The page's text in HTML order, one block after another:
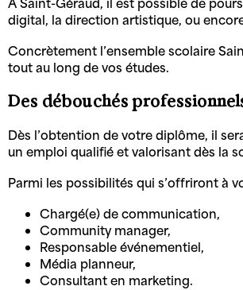
digital, la direction artistique, ou
Concrètement l’ensemble scolaire
tout au long de vos études.
Des débouchés
Dès l’obtention de votre diplôme, il
un emploi qualifié et valorisant dès la
Parmi les possibilités qui s’offriront à
Chargé(e) de communication,
Community manager,
Responsable événementiel,
Média planneur,
Consultant en marketing.